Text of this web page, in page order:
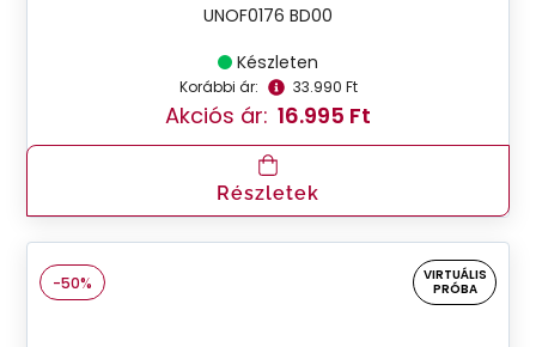
UNOF0176 BD00
Készleten
Korábbi ár: 33.990 Ft
Akciós ár: 16.995 Ft
Részletek
-50%
VIRTUÁLIS
PRÓBA